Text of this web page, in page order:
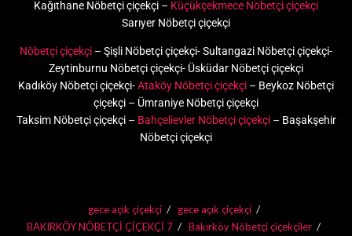
Kağıthane Nöbetçi çiçekçi – Küçükçekmece Nöbetçi çiçekçi
Sarıyer Nöbetçi çiçekçi
Nöbetçi çiçekçi – Şişli Nöbetçi çiçekçi- Sultangazi Nöbetçi çiçekçi-
Zeytinburnu Nöbetçi çiçekçi- Üsküdar Nöbetçi çiçekçi
Kadıköy Nöbetçi çiçekçi-Ataköy Nöbetçi çiçekçi – Beykoz Nöbetçi
çiçekçi – Ümraniye Nöbetçi çiçekçi
Taksim Nöbetçi çiçekçi – Bahçelievler Nöbetçi çiçekçi– Başakşehir
Nöbetçi çiçekçi
gece açık çiçekçi
gece açık çiçekçi
BAKIRKÖY NÖBETÇİ ÇİÇEKÇİ 7
Bakırköy Nöbetçi çiçekçiler